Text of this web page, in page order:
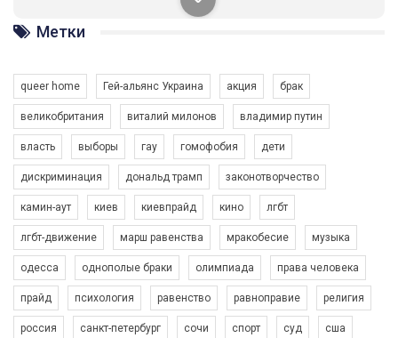
солідарності, приєднатися до нас. Регіональні підрозділи
ГАУ є в 16 областях України.
Разом наш голос лунає гучніше!
Зупинимо насильство проти ЛГБТ в Україні! Stop violence against LGBT in Ukraine!
6/30/2017
Емоційний та вражаючий промо-ролік на конкурс PACT, який
представляє програму "Гей-альянс Україна" з протидії
насильству проти ЛГБТ в Україні.
1.9K Просмотров • 226 Нравится • 5 Комментариев
Метки
queer home Гей-альянс Украина акция брак
великобритания виталий милонов владимир путин
власть выборы гау гомофобия дети
дискриминация дональд трамп законотворчество
камин-аут киев киевпрайд кино лгбт
лгбт-движение марш равенства мракобесие музыка
одесса однополые браки олимпиада права человека
прайд психология равенство равноправие религия
россия санкт-петербург сочи спорт суд сша